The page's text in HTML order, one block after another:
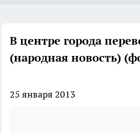
В центре города
(народная новость)
25 января 2013